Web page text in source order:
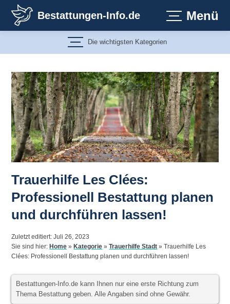
Inhalt
springen
Bestattungen-Info.de Menü
Die wichtigsten Kategorien
Trauerhilfe Les Clées:
Professionell Bestattung planen
und durchführen lassen!
Zuletzt editiert: Juli 26, 2023
Sie sind hier:Home »Kategorie »Trauerhilfe Stadt »Trauerhilfe Les
Clées: Professionell Bestattung planen und durchführen lassen!
Bestattungen-Info.de kann Ihnen nur eine erste Richtung zum
Thema Bestattung geben. Alle Angaben sind ohne Gewähr.